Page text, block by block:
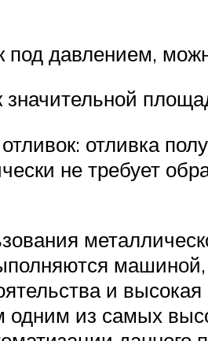
под давлением,
значительной
отливка
не требует
и
из самых